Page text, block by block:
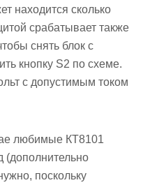
находится сколько
срабатывает также
снять блок с
кнопку S2 по схеме.
с допустимым током
любимые КТ8101
(дополнительно
поскольку